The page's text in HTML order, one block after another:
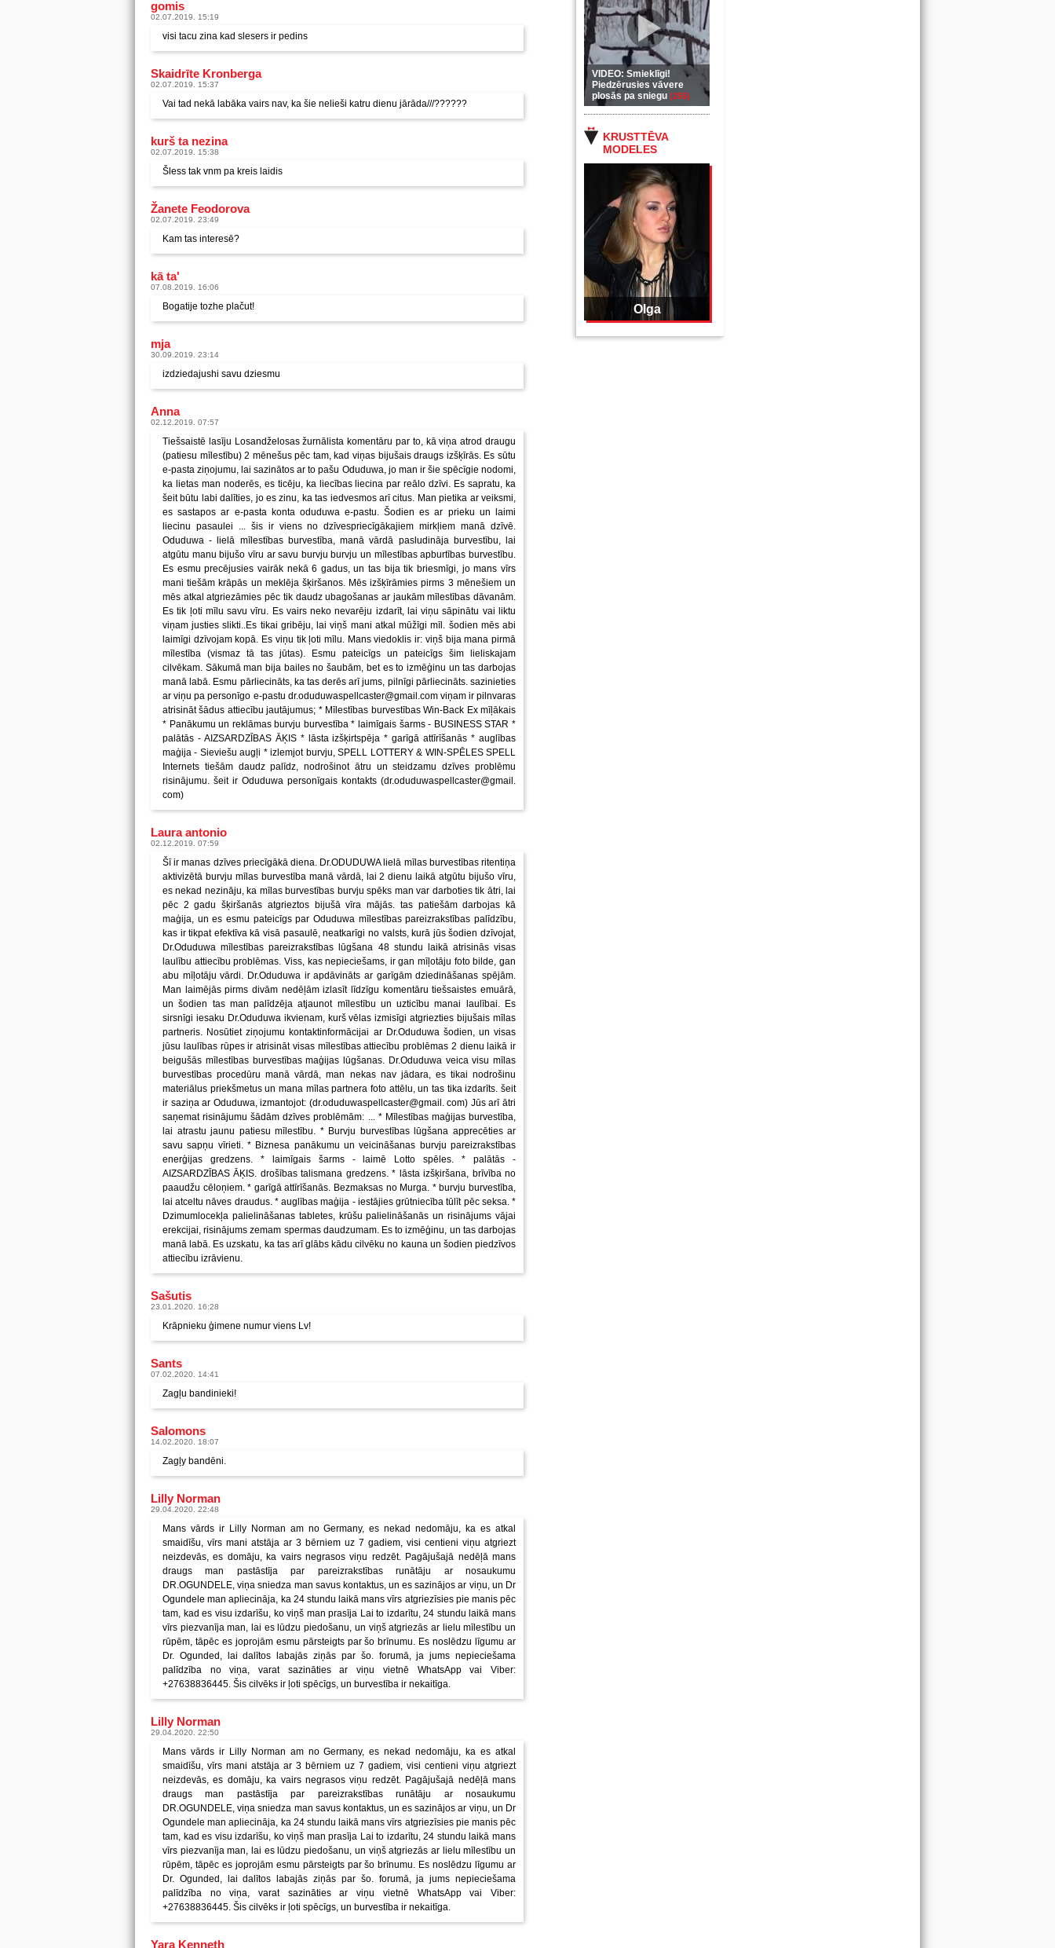
VIDEO: Smieklīgi!
Piedzērusies vāvere
plosās pa sniegu (255)
KRUSTTĒVA
MODELES
Olga
gomis
02.07.2019. 15:19
visi tacu zina kad slesers ir pedins
Skaidrīte Kronberga
02.07.2019. 15:37
Vai tad nekā labāka vairs nav, ka šie nelieši katru dienu jārāda///??????
kurš ta nezina
02.07.2019. 15:38
Šless tak vnm pa kreis laidis
Žanete Feodorova
02.07.2019. 23:49
Kam tas interesē?
kā ta'
07.08.2019. 16:06
Bogatije tozhe plačut!
mja
30.09.2019. 23:14
izdziedajushi savu dziesmu
Anna
02.12.2019. 07:57
Tiešsaistē lasīju Losandželosas žurnālista komentāru par to, kā viņa atrod draugu
(patiesu mīlestību) 2 mēnešus pēc tam, kad viņas bijušais draugs izšķīrās. Es sūtu
e-pasta ziņojumu, lai sazinātos ar to pašu Oduduwa, jo man ir šie spēcīgie nodomi,
ka lietas man noderēs, es ticēju, ka liecības liecina par reālo dzīvi. Es sapratu, ka
šeit būtu labi dalīties, jo es zinu, ka tas iedvesmos arī citus. Man pietika ar veiksmi,
es sastapos ar e-pasta konta oduduwa e-pastu. Šodien es ar prieku un laimi
liecinu pasaulei ... šis ir viens no dzīvespriecīgākajiem mirkļiem manā dzīvē.
Oduduwa - lielā mīlestības burvestība, manā vārdā pasludināja burvestību, lai
atgūtu manu bijušo vīru ar savu burvju burvju un mīlestības apburtības burvestību.
Es esmu precējusies vairāk nekā 6 gadus, un tas bija tik briesmīgi, jo mans vīrs
mani tiešām krāpās un meklēja šķiršanos. Mēs izšķīrāmies pirms 3 mēnešiem un
mēs atkal atgriezāmies pēc tik daudz ubagošanas ar jaukām mīlestības dāvanām.
Es tik ļoti mīlu savu vīru. Es vairs neko nevarēju izdarīt, lai viņu sāpinātu vai liktu
viņam justies slikti..Es tikai gribēju, lai viņš mani atkal mūžīgi mīl. šodien mēs abi
laimīgi dzīvojam kopā. Es viņu tik ļoti mīlu. Mans viedoklis ir: viņš bija mana pirmā
mīlestība (vismaz tā tas jūtas). Esmu pateicīgs un pateicīgs šim lieliskajam
cilvēkam. Sākumā man bija bailes no šaubām, bet es to izmēģinu un tas darbojas
manā labā. Esmu pārliecināts, ka tas derēs arī jums, pilnīgi pārliecināts. sazinieties
ar viņu pa personīgo e-pastu dr.oduduwaspellcaster@gmail.com viņam ir pilnvaras
atrisināt šādus attiecību jautājumus; * Mīlestības burvestības Win-Back Ex mīļākais
* Panākumu un reklāmas burvju burvestība * laimīgais šarms - BUSINESS STAR *
palātās - AIZSARDZĪBAS ĀĶIS * lāsta izšķirtspēja * garīgā attīrīšanās * auglības
maģija - Sieviešu augļi * izlemjot burvju, SPELL LOTTERY & WIN-SPĒLES SPELL
Internets tiešām daudz palīdz, nodrošinot ātru un steidzamu dzīves problēmu
risinājumu. šeit ir Oduduwa personīgais kontakts (dr.oduduwaspellcaster@gmail.
com)
Laura antonio
02.12.2019. 07:59
Šī ir manas dzīves priecīgākā diena. Dr.ODUDUWA lielā mīlas burvestības ritentiņa
aktivizētā burvju mīlas burvestība manā vārdā, lai 2 dienu laikā atgūtu bijušo vīru,
es nekad nezināju, ka mīlas burvestības burvju spēks man var darboties tik ātri, lai
pēc 2 gadu šķiršanās atgrieztos bijušā vīra mājās. tas patiešām darbojas kā
maģija, un es esmu pateicīgs par Oduduwa mīlestības pareizrakstības palīdzību,
kas ir tikpat efektīva kā visā pasaulē, neatkarīgi no valsts, kurā jūs šodien dzīvojat,
Dr.Oduduwa mīlestības pareizrakstības lūgšana 48 stundu laikā atrisinās visas
laulību attiecību problēmas. Viss, kas nepieciešams, ir gan mīļotāju foto bilde, gan
abu mīļotāju vārdi. Dr.Oduduwa ir apdāvināts ar garīgām dziedināšanas spējām.
Man laimējās pirms divām nedēļām izlasīt līdzīgu komentāru tiešsaistes emuārā,
un šodien tas man palīdzēja atjaunot mīlestību un uzticību manai laulībai. Es
sirsnīgi iesaku Dr.Oduduwa ikvienam, kurš vēlas izmisīgi atgriezties bijušais mīlas
partneris. Nosūtiet ziņojumu kontaktinformācijai ar Dr.Oduduwa šodien, un visas
jūsu laulības rūpes ir atrisināt visas mīlestības attiecību problēmas 2 dienu laikā ir
beigušās mīlestības burvestības maģijas lūgšanas. Dr.Oduduwa veica visu mīlas
burvestības procedūru manā vārdā, man nekas nav jādara, es tikai nodrošinu
materiālus priekšmetus un mana mīlas partnera foto attēlu, un tas tika izdarīts. šeit
ir saziņa ar Oduduwa, izmantojot: (dr.oduduwaspellcaster@gmail. com) Jūs arī ātri
saņemat risinājumu šādām dzīves problēmām: ... * Mīlestības maģijas burvestība,
lai atrastu jaunu patiesu mīlestību. * Burvju burvestības lūgšana apprecēties ar
savu sapņu vīrieti. * Biznesa panākumu un veicināšanas burvju pareizrakstības
enerģijas gredzens. * laimīgais šarms - laimē Lotto spēles. * palātās -
AIZSARDZĪBAS ĀĶIS. drošības talismana gredzens. * lāsta izšķiršana, brīvība no
paaudžu cēloņiem. * garīgā attīrīšanās. Bezmaksas no Murga. * burvju burvestība,
lai atceltu nāves draudus. * auglības maģija - iestājies grūtniecība tūlīt pēc seksa. *
Dzimumlocekļa palielināšanas tabletes, krūšu palielināšanās un risinājums vājai
erekcijai, risinājums zemam spermas daudzumam. Es to izmēģinu, un tas darbojas
manā labā. Es uzskatu, ka tas arī glābs kādu cilvēku no kauna un šodien piedzīvos
attiecību izrāvienu.
Sašutis
23.01.2020. 16:28
Krāpnieku ģimene numur viens Lv!
Sants
07.02.2020. 14:41
Zagļu bandinieki!
Salomons
14.02.2020. 18:07
Zagļy bandēni.
Lilly Norman
29.04.2020. 22:48
Mans vārds ir Lilly Norman am no Germany, es nekad nedomāju, ka es atkal
smaidīšu, vīrs mani atstāja ar 3 bērniem uz 7 gadiem, visi centieni viņu atgriezt
neizdevās, es domāju, ka vairs negrasos viņu redzēt. Pagājušajā nedēļā mans
draugs man pastāstīja par pareizrakstības runātāju ar nosaukumu
DR.OGUNDELE, viņa sniedza man savus kontaktus, un es sazinājos ar viņu, un Dr
Ogundele man apliecināja, ka 24 stundu laikā mans vīrs atgriezīsies pie manis pēc
tam, kad es visu izdarīšu, ko viņš man prasīja Lai to izdarītu, 24 stundu laikā mans
vīrs piezvanīja man, lai es lūdzu piedošanu, un viņš atgriezās ar lielu mīlestību un
rūpēm, tāpēc es joprojām esmu pārsteigts par šo brīnumu. Es noslēdzu līgumu ar
Dr. Ogunded, lai dalītos labajās ziņās par šo. forumā, ja jums nepieciešama
palīdzība no viņa, varat sazināties ar viņu vietnē WhatsApp vai Viber:
+27638836445. Šis cilvēks ir ļoti spēcīgs, un burvestība ir nekaitīga.
Lilly Norman
29.04.2020. 22:50
Mans vārds ir Lilly Norman am no Germany, es nekad nedomāju, ka es atkal
smaidīšu, vīrs mani atstāja ar 3 bērniem uz 7 gadiem, visi centieni viņu atgriezt
neizdevās, es domāju, ka vairs negrasos viņu redzēt. Pagājušajā nedēļā mans
draugs man pastāstīja par pareizrakstības runātāju ar nosaukumu
DR.OGUNDELE, viņa sniedza man savus kontaktus, un es sazinājos ar viņu, un Dr
Ogundele man apliecināja, ka 24 stundu laikā mans vīrs atgriezīsies pie manis pēc
tam, kad es visu izdarīšu, ko viņš man prasīja Lai to izdarītu, 24 stundu laikā mans
vīrs piezvanīja man, lai es lūdzu piedošanu, un viņš atgriezās ar lielu mīlestību un
rūpēm, tāpēc es joprojām esmu pārsteigts par šo brīnumu. Es noslēdzu līgumu ar
Dr. Ogunded, lai dalītos labajās ziņās par šo. forumā, ja jums nepieciešama
palīdzība no viņa, varat sazināties ar viņu vietnē WhatsApp vai Viber:
+27638836445. Šis cilvēks ir ļoti spēcīgs, un burvestība ir nekaitīga.
Yara Kenneth